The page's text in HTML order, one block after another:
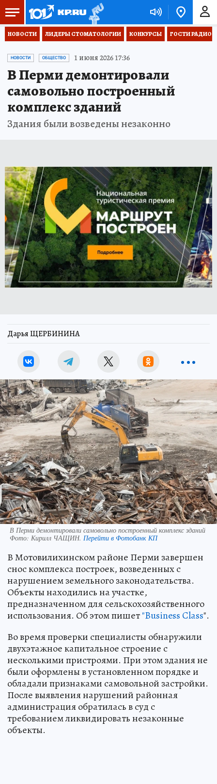
НОВОСТИ ЛИДЕРЫ СТОМАТОЛОГИИ КОНКУРСЫ ГОСТИ РАДИО
НОВОСТИ ОБЩЕСТВО 1 июня 2026 17:36
В Перми демонтировали
самовольно построенный
комплекс зданий
Здания были возведены незаконно
Дарья ЩЕРБИНИНА
В Перми демонтировали самовольно построенный комплекс зданий
Фото: Кирилл ЧАЩИН. Перейти в Фотобанк КП
В Мотовилихинском районе Перми завершен
снос комплекса построек, возведенных с
нарушением земельного законодательства.
Объекты находились на участке,
предназначенном для сельскохозяйственного
использования. Об этом пишет"Business Class".
Во время проверки специалисты обнаружили
двухэтажное капитальное строение с
несколькими пристроями. При этом здания не
были оформлены в установленном порядке и
обладали признаками самовольной застройки.
После выявления нарушений районная
администрация обратилась в суд с
требованием ликвидировать незаконные
объекты.